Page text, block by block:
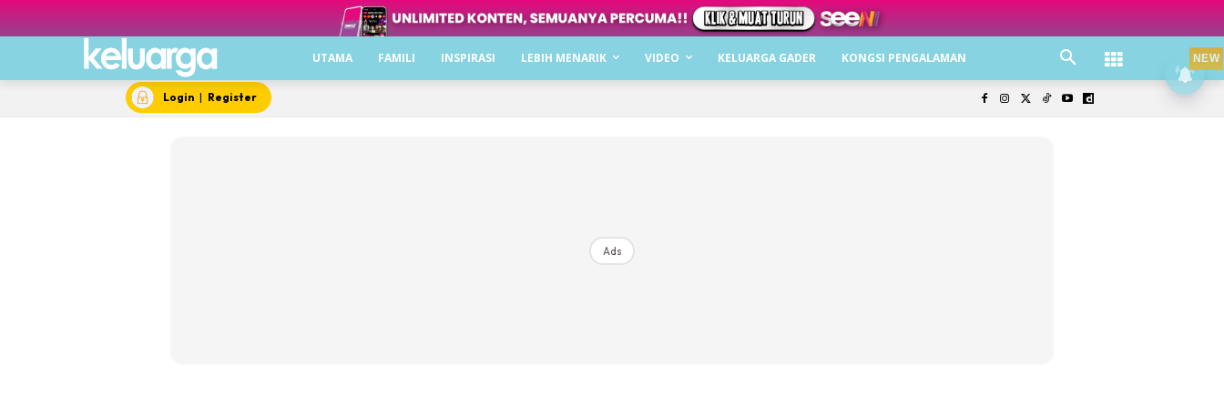
UTAMA FAMILI INSPIRASI LEBIH MENARIK VIDEO KELUARGA GADER KONGSI PENGALAMAN
Login | Register
Ads
NEW